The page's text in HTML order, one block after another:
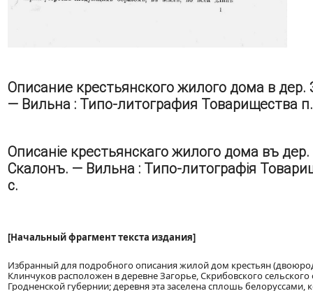
Описание крестьянского жилого дома в дер.
— Вильна : Типо-литография Товарищества
Описаніе крестьянскаго жилого дома въ
Скалонъ. — Вильна : Типо-литографія
с.
[Начальный фрагмент текста издания]
Избранный для подробного описания жилой дом крестьян
Клинчуков расположен в деревне Загорье, Скрибовского
Гродненской губернии; деревня эта заселена сплошь